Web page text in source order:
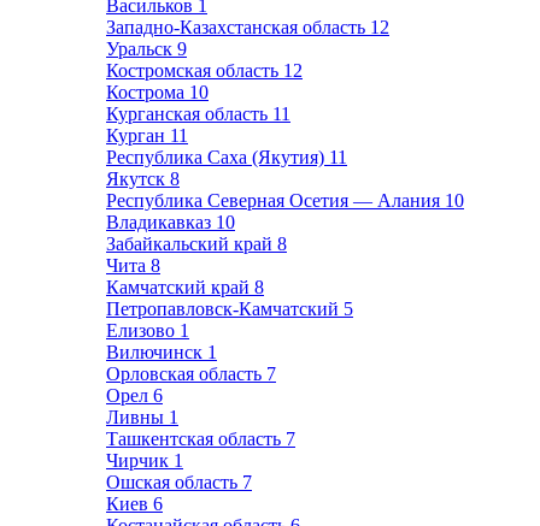
Васильков 1
Западно-Казахстанская область 12
Уральск 9
Костромская область 12
Кострома 10
Курганская область 11
Курган 11
Республика Саха (Якутия) 11
Якутск 8
Республика Северная Осетия — Алания 10
Владикавказ 10
Забайкальский край 8
Чита 8
Камчатский край 8
Петропавловск-Камчатский 5
Елизово 1
Вилючинск 1
Орловская область 7
Орел 6
Ливны 1
Ташкентская область 7
Чирчик 1
Ошская область 7
Киев 6